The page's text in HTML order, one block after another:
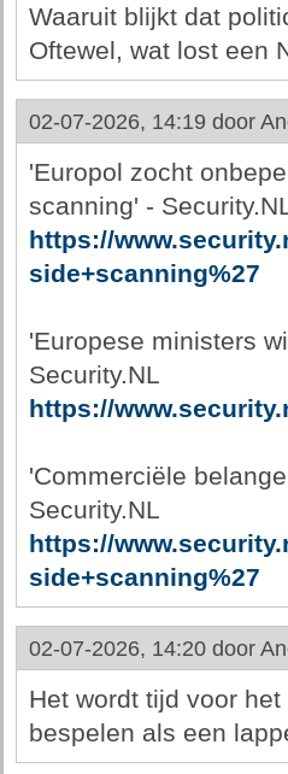
Waaruit blijkt dat
Oftewel, wat lost een
02-07-2026, 14:19 door
'Europol zocht
scanning' -
https://
side+scanning%27
'Europese ministers
Security.NL
https://
'Commerciële
Security.NL
https://
side+scanning%27
02-07-2026, 14:20 door
Het wordt tijd voor
bespelen als een